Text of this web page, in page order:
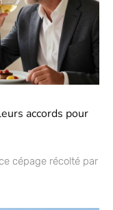
accords pour
cépage récolté par